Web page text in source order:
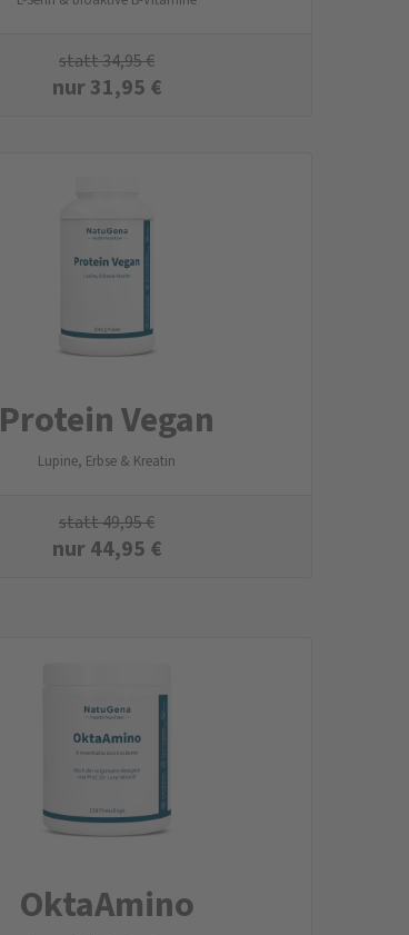
statt34,95€
nur31,95 €
Protein Vegan
Lupine, Erbse & Kreatin
statt49,95€
nur44,95 €
Okta­Amino